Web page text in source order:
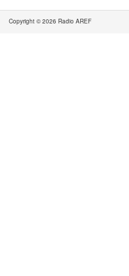
Copyright © 2026 Radio AREF